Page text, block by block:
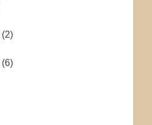
(2)
(6)